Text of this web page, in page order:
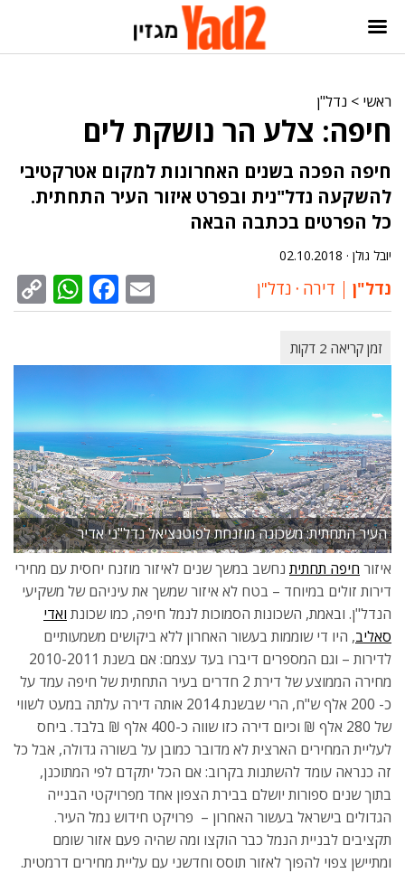
ראשי > נדל"ן
חיפה: צלע הר נושקת לים
חיפה הפכה בשנים האחרונות למקום אטרקטיבי
להשקעה נדל"נית ובפרט איזור העיר התחתית.
כל הפרטים בכתבה הבאה
יובל גולן · 02.10.2018
נדל"ן דירה ‧ נדל"ן Email
העיר התחתית: משכונה מוזנחת לפוטנציאל נדל"ני אדיר
איזור חיפה תחתית נחשב במשך שנים לאיזור מוזנח יחסית עם מחירי
דירות זולים במיוחד – בטח לא איזור שמשך את עיניהם של משקיעי
הנדל"ן. ובאמת, השכונות הסמוכות לנמל חיפה, כמו שכונת ואדי
סאליב, היו די שוממות בעשור האחרון ללא ביקושים משמעותיים
לדירות – וגם המספרים דיברו בעד עצמם: אם בשנת 2010-2011
מחירה הממוצע של דירת 2 חדרים בעיר התחתית של חיפה עמד על
כ- 200 אלף ש"ח, הרי שבשנת 2014 אותה דירה עלתה במעט לשווי
של 280 אלף ₪ וכיום דירה כזו שווה כ-400 אלף ₪ בלבד. ביחס
לעליית המחירים הארצית לא מדובר כמובן על בשורה גדולה, אבל כל
זה כנראה עומד להשתנות בקרוב: אם הכל יתקדם לפי המתוכנן,
בתוך שנים ספורות יושלם בבירת הצפון אחד מפרויקטי הבנייה
הגדולים בישראל בעשור האחרון – פרויקט חידוש נמל העיר.
תקציבים לבניית הנמל כבר הוקצו ומה שהיה פעם אזור שומם
ומתיישן צפוי להפוך לאזור תוסס וחדשני עם עליית מחירים דרמטית.